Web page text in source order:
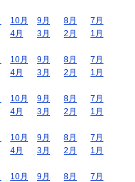
10月 9月 8月
7月
4月 3月 2月
1月
10月 9月 8月
7月
4月 3月 2月
1月
10月 9月 8月
7月
4月 3月 2月
1月
10月 9月 8月
7月
4月 3月 2月
1月
10月 9月 8月
7月